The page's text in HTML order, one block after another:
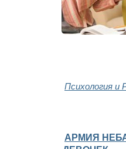
Психология и
АРМИЯ